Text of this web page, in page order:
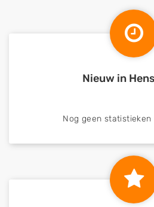
Nieuw in
Nog geen statistieken